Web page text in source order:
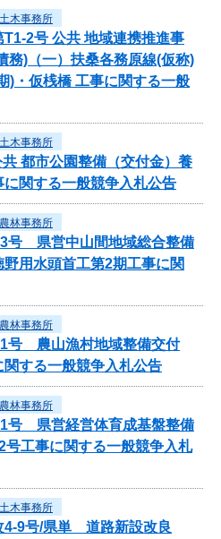
木事務所
T1-2号 公共 地域連携推進事
務)（一）扶桑各務原線(仮称)
)・仮桟橋 工事に関する一般
木事務所
都市公園整備（交付金）養
関する一般競争入札公告
林事務所
号 県営中山間地域総合整備
用水頭首工第2期工事に関
林事務所
号 農山漁村地域整備交付
する一般競争入札公告
林事務所
号 県営経営体育成基盤整備
工事に関する一般競争入札
木事務所
4-9号/県単 道路新設改良